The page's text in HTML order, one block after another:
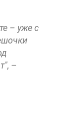
– уже с
–